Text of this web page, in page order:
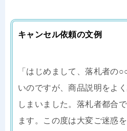
キャンセル依頼の文例
「はじめまして、落札者の
いのですが、商品説明をよ
しまいました。落札者都合
ます。この度は大変ご迷惑